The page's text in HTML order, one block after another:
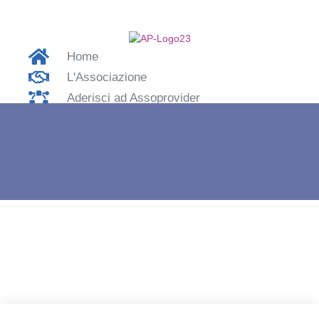
Home
L'Associazione
Aderisci ad Assoprovider